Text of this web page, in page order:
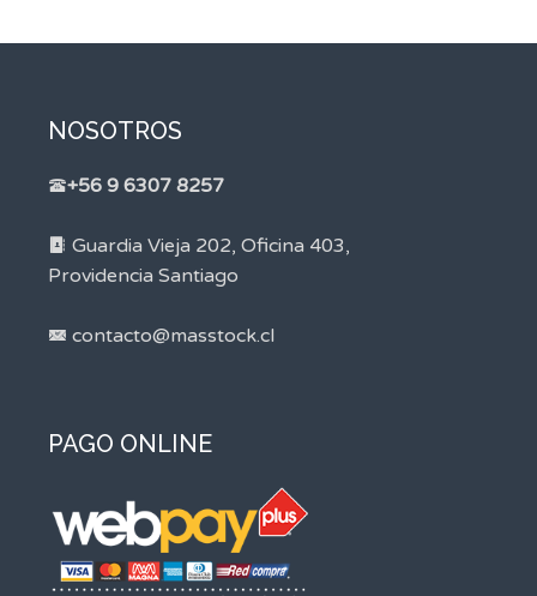
NOSOTROS
+56 9 6307 8257
Guardia Vieja 202, Oficina 403,
Providencia Santiago
contacto@masstock.cl
PAGO ONLINE